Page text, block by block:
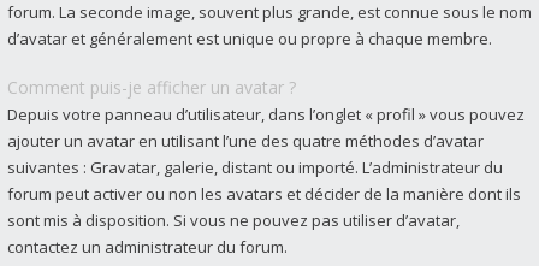
forum. La seconde image, souvent plus grande, est connue sous le nom
d’avatar et généralement est unique ou propre à chaque membre.
Comment puis-je afficher un avatar ?
Depuis votre panneau d’utilisateur, dans l’onglet « profil » vous pouvez
ajouter un avatar en utilisant l’une des quatre méthodes d’avatar
suivantes : Gravatar, galerie, distant ou importé. L’administrateur du
forum peut activer ou non les avatars et décider de la manière dont ils
sont mis à disposition. Si vous ne pouvez pas utiliser d’avatar,
contactez un administrateur du forum.